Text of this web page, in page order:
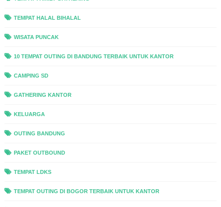
TEMPAT HALAL BIHALAL
WISATA PUNCAK
10 TEMPAT OUTING DI BANDUNG TERBAIK UNTUK KANTOR
CAMPING SD
GATHERING KANTOR
KELUARGA
OUTING BANDUNG
PAKET OUTBOUND
TEMPAT LDKS
TEMPAT OUTING DI BOGOR TERBAIK UNTUK KANTOR